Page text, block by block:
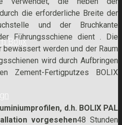
Bolix
die erforderliche Breite der
und der Bruchkante
Führungsschiene dient . Die
werden und der Raum
wird durch Aufbringen
Zement-Fertigputzes BOLIX
d.h. BOLIX PAL
vorgesehen48 Stunden